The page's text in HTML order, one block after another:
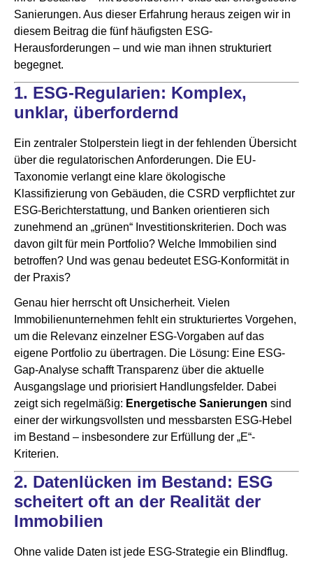
Sanierungen. Aus dieser Erfahrung heraus zeigen wir in
diesem Beitrag die fünf häufigsten ESG-
Herausforderungen – und wie man ihnen strukturiert
begegnet.
1. ESG-Regularien: Komplex,
unklar, überfordernd
Ein zentraler Stolperstein liegt in der fehlenden Übersicht
über die regulatorischen Anforderungen. Die EU-
Taxonomie verlangt eine klare ökologische
Klassifizierung von Gebäuden, die CSRD verpflichtet zur
ESG-Berichterstattung, und Banken orientieren sich
zunehmend an „grünen“ Investitionskriterien. Doch was
davon gilt für mein Portfolio? Welche Immobilien sind
betroffen? Und was genau bedeutet ESG-Konformität in
der Praxis?
Genau hier herrscht oft Unsicherheit. Vielen
Immobilienunternehmen fehlt ein strukturiertes Vorgehen,
um die Relevanz einzelner ESG-Vorgaben auf das
eigene Portfolio zu übertragen. Die Lösung: Eine ESG-
Gap-Analyse schafft Transparenz über die aktuelle
Ausgangslage und priorisiert Handlungsfelder. Dabei
zeigt sich regelmäßig: Energetische Sanierungen sind
einer der wirkungsvollsten und messbarsten ESG-Hebel
im Bestand – insbesondere zur Erfüllung der „E“-
Kriterien.
2. Datenlücken im Bestand: ESG
scheitert oft an der Realität der
Immobilien
Ohne valide Daten ist jede ESG-Strategie ein Blindflug.